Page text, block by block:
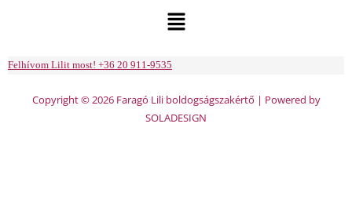
Menu
Felhívom Lilit most! +36 20 911-9535
Copyright © 2026 Faragó Lili boldogságszakértő | Powered by
SOLADESIGN